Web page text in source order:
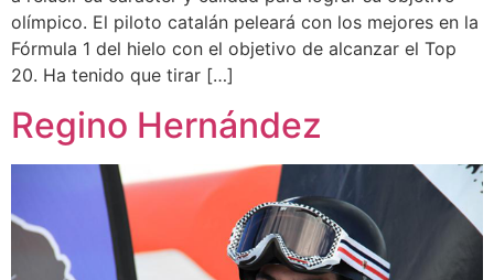
olímpico. El piloto catalán peleará con los mejores en la
Fórmula 1 del hielo con el objetivo de alcanzar el Top
20. Ha tenido que tirar […]
Regino Hernández